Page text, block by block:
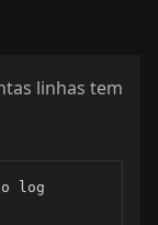
linhas tem
log